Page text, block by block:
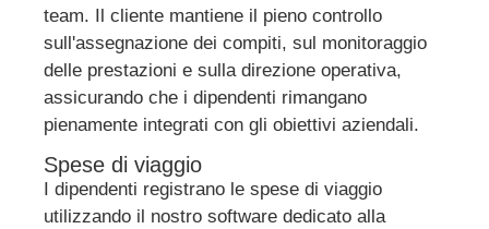
team. Il cliente mantiene il pieno controllo
sull'assegnazione dei compiti, sul monitoraggio
delle prestazioni e sulla direzione operativa,
assicurando che i dipendenti rimangano
pienamente integrati con gli obiettivi aziendali.
Spese di viaggio
I dipendenti registrano le spese di viaggio
utilizzando il nostro software dedicato alla